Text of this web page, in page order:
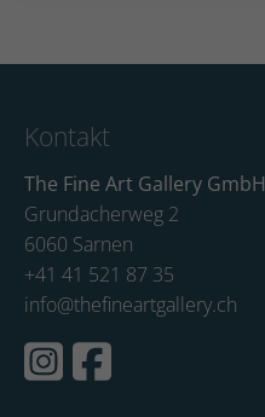
Kontakt
The Fine Art Gallery GmbH
Grundacherweg 2
6060 Sarnen
+41 41 521 87 35
info@thefineartgallery.ch